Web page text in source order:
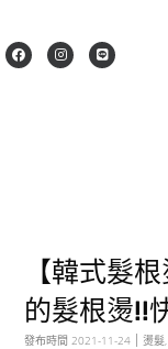
【韓式髮
的髮根燙!!
發布時間 2021-11-24 燙髮,